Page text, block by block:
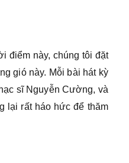
điểm này, chúng tôi đặt
gió này. Mỗi bài hát kỳ
sĩ Nguyễn Cường, và
lại rất háo hức để thăm